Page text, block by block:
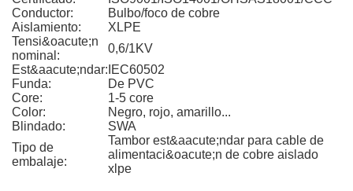
Conductor:
Bulbo/foco de cobre
Aislamiento:
XLPE
Tensi&oacute;n
nominal:
0,6/1KV
Est&aacute;ndar: IEC60502
Funda:
De PVC
Core:
1-5 core
Color:
Negro, rojo, amarillo...
Blindado:
SWA
Tipo de
embalaje:
Tambor est&aacute;ndar para cable de
alimentaci&oacute;n de cobre aislado
xlpe